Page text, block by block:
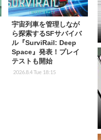
宇宙列車を管理しなが
ら探索するSFサバイバ
ル『SurviRail: Deep
Space』発表！プレイ
テストも開始
2026.8.4 Tue 18:15